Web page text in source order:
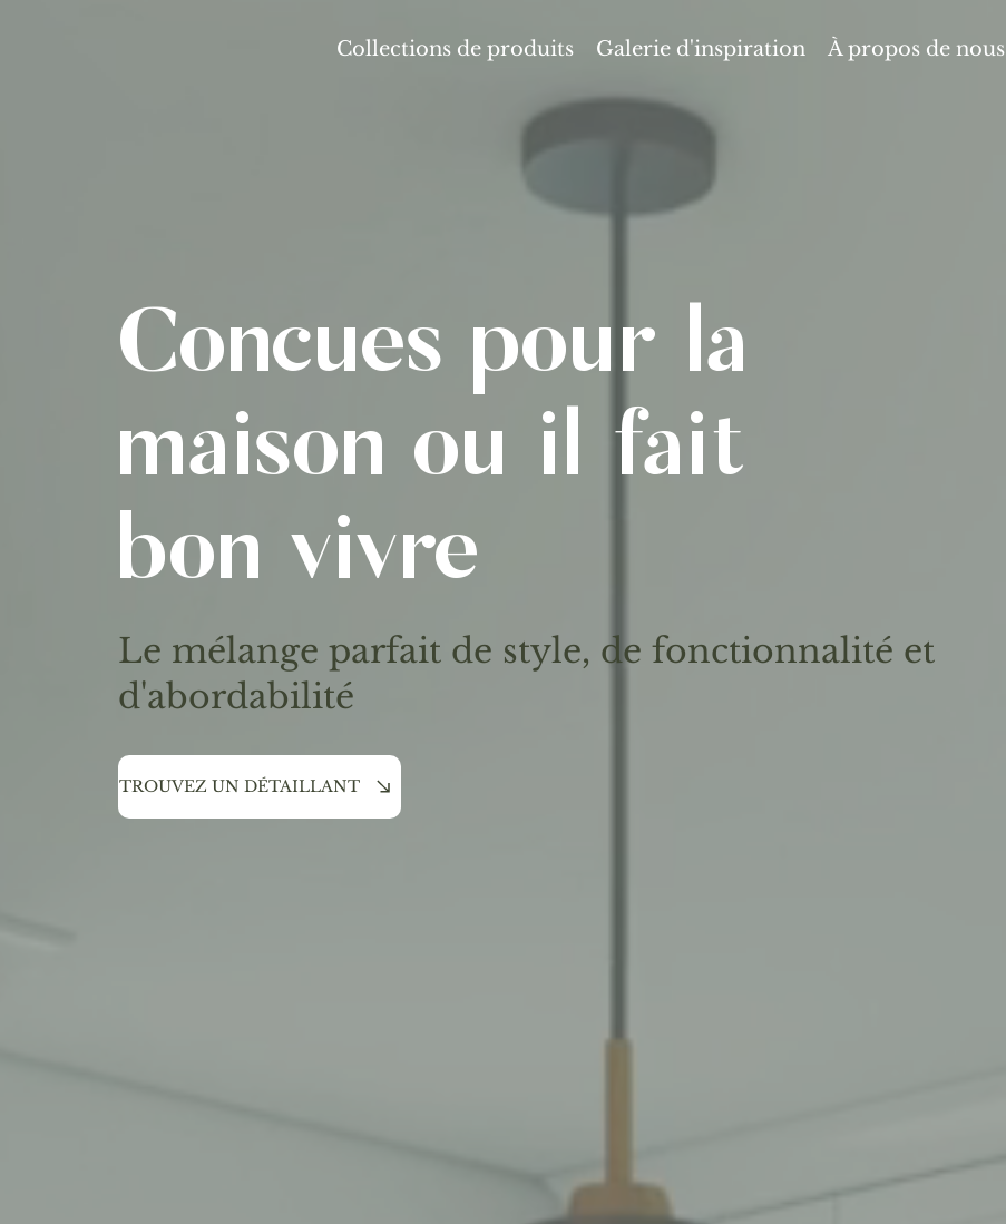
Collections de produits Galerie d'inspiration À propos de nous
Conçues pour la
maison où il fait
bon vivre
Le mélange parfait de style, de fonctionnalité et
d'abordabilité
TROUVEZ UN DÉTAILLANT